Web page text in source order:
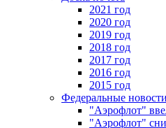
2021 год
2020 год
2019 год
2018 год
2017 год
2016 год
2015 год
Федеральные новости
"Аэрофлот"
"Аэрофлот"